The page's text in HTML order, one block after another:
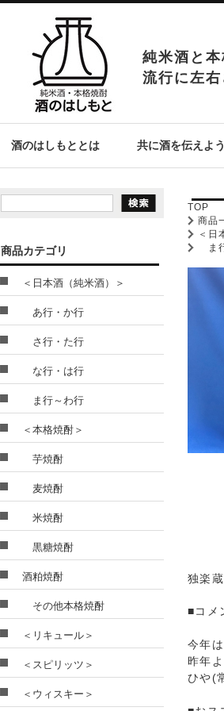
純米酒と
流行に左
酒のはしもととは 共に酒を伝えよ
TOP
商品
＜日
ま
独楽
■コメ
今年
昨年
ひや(
商品カテゴリ
＜日本酒（純米酒）＞
あ行・か行
さ行・た行
な行・は行
ま行～わ行
＜本格焼酎＞
芋焼酎
麦焼酎
米焼酎
黒糖焼酎
酒粕焼酎
その他本格焼酎
＜リキュール＞
＜スピリッツ＞
＜ウィスキー＞